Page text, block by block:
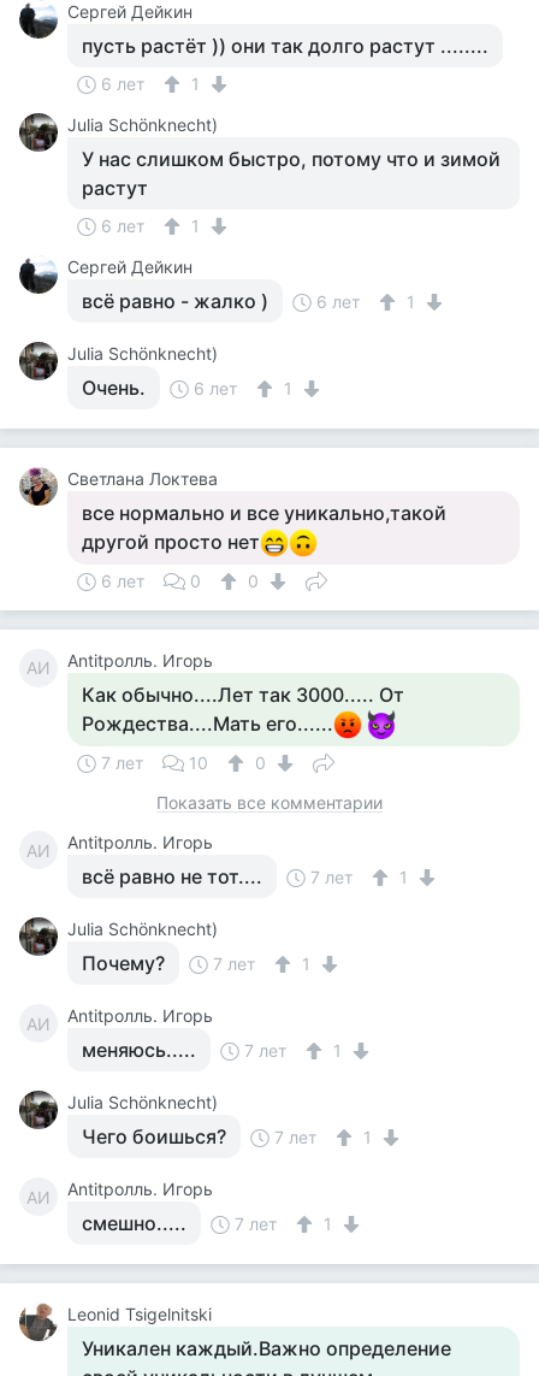
Сергей Дейкин
пусть растёт )) они так долго растут ........
6 лет
1
Julia Schönknecht)
У нас слишком быстро, потому что и зимой
растут
6 лет
1
Сергей Дейкин
всё равно - жалко ) 6 лет 1
Julia Schönknecht)
Очень. 6 лет 1
Светлана Локтева
все нормально и все уникально,такой
другой просто нет
6 лет 0 0
AИ Antitролль. Игорь
Как обычно....Лет так 3000..... От
Рождества....Мать его......
7 лет 10
0
Показать все комментарии
AИ Antitролль. Игорь
всё равно не тот.... 7 лет 1
Julia Schönknecht)
Почему? 7 лет 1
AИ Antitролль. Игорь
меняюсь..... 7 лет 1
Julia Schönknecht)
Чего боишься? 7 лет 1
AИ Antitролль. Игорь
смешно..... 7 лет 1
Leonid Tsigelnitski
Уникален каждый.Важно определение